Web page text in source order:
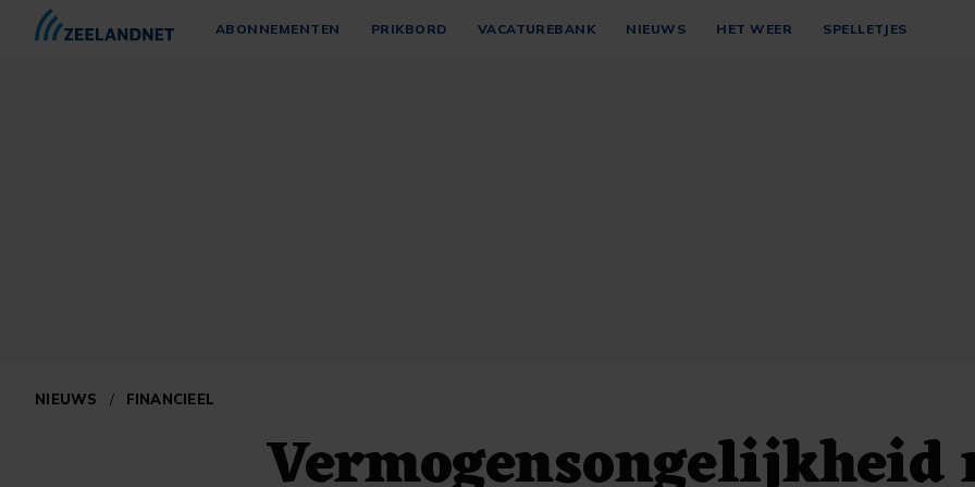
ABONNEMENTEN PRIKBORD VACATUREBANK NIEUWS HET WEER SPELLETJES
NIEUWS / FINANCIEEL